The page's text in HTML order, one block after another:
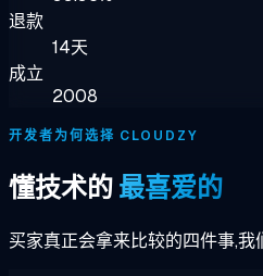
退款
14天
成立
2008
开发者为何选择 CLOUDZY
懂技术的最喜爱的
买家真正会拿来比较的四件事,我